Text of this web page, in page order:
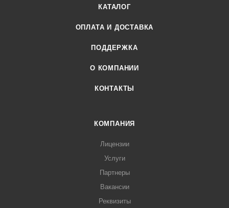
КАТАЛОГ
ОПЛАТА И ДОСТАВКА
ПОДДЕРЖКА
О КОМПАНИИ
КОНТАКТЫ
КОМПАНИЯ
Лицензии
Услуги
Партнеры
Вакансии
Реквизиты